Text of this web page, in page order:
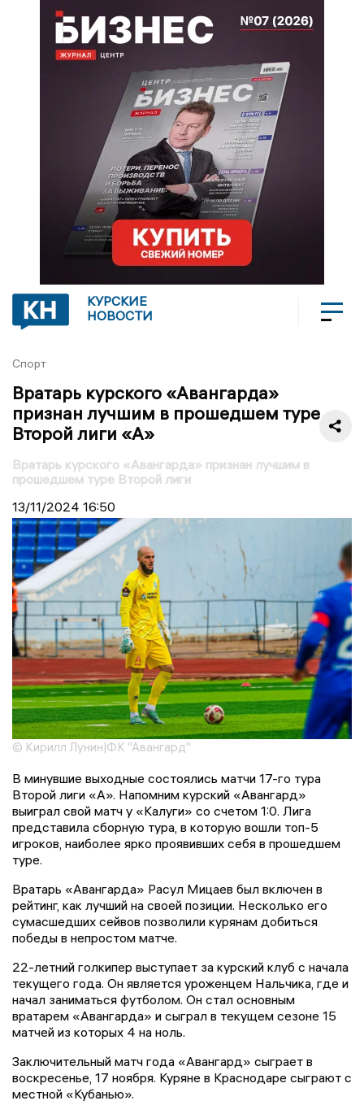
КУРСКИЕ
НОВОСТИ
Спорт
Вратарь курского «Авангарда»
признан лучшим в прошедшем туре
Второй лиги «А»
Вратарь курского «Авангарда» признан лучшим в
прошедшем туре Второй лиги
13/11/2024 16:50
© Кирилл Лунин|ФК "Авангард"
В минувшие выходные состоялись матчи 17-го тура
Второй лиги «А». Напомним курский «Авангард»
выиграл свой матч у «Калуги» со счетом 1:0. Лига
представила сборную тура, в которую вошли топ-5
игроков, наиболее ярко проявивших себя в прошедшем
туре.
Вратарь «Авангарда» Расул Мицаев был включен в
рейтинг, как лучший на своей позиции. Несколько его
сумасшедших сейвов позволили курянам добиться
победы в непростом матче.
22-летний голкипер выступает за курский клуб с начала
текущего года. Он является уроженцем Нальчика, где и
начал заниматься футболом. Он стал основным
вратарем «Авангарда» и сыграл в текущем сезоне 15
матчей из которых 4 на ноль.
Заключительный матч года «Авангард» сыграет в
воскресенье, 17 ноября. Куряне в Краснодаре сыграют с
местной «Кубанью».